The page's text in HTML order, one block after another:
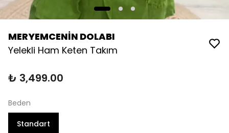
MERYEMCENİN DOLABI
Yelekli Ham Keten Takım
₺ 3,499.00
Beden
Standart